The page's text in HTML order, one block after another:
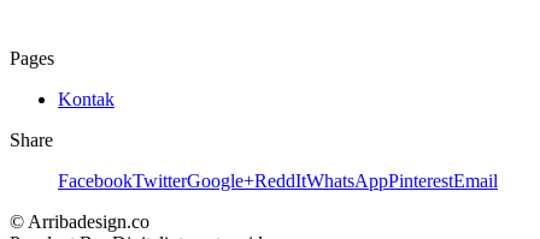
Pages
Kontak
Share
FacebookTwitterGoogle+ReddItWhatsAppPinterestEmail
© Arribadesign.co